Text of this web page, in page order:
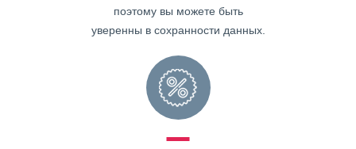
поэтому вы можете быть
уверенны в сохранности данных.